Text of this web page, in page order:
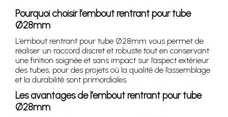
Pourquoi choisir l’embout rentrant pour tube
Ø28mm
L’embout rentrant pour tube Ø28mm vous permet de
réaliser un raccord discret et robuste tout en conservant
une finition soignée et sans impact sur l’aspect extérieur
des tubes, pour des projets où la qualité de l’assemblage
et la durabilité sont primordiales.
Les avantages de l’embout rentrant pour tube
Ø28mm